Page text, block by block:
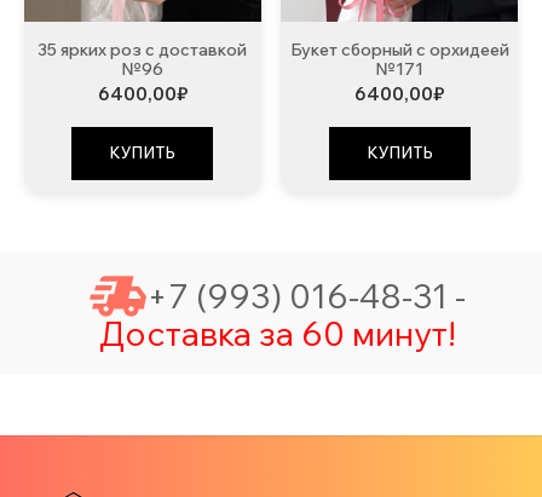
35 ярких роз с доставкой
№96
6400,00₽
КУПИТЬ
Букет сборный с орхидеей
№171
6400,00₽
КУПИТЬ
+7 (993) 016-48-31 -
Доставка за 60 минут!